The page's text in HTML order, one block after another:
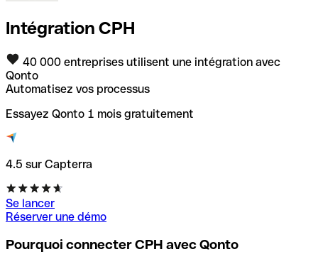
Intégration CPH
40 000 entreprises utilisent une intégration avec
Qonto
Automatisez vos processus
Essayez Qonto 1 mois gratuitement
4.5 sur Capterra
Se lancer
Réserver une démo
Pourquoi connecter CPH avec Qonto